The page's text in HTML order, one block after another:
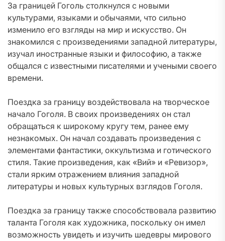
За границей Гоголь столкнулся с новыми
культурами, языками и обычаями, что сильно
изменило его взгляды на мир и искусство. Он
знакомился с произведениями западной литературы,
изучал иностранные языки и философию, а также
общался с известными писателями и учеными своего
времени.
Поездка за границу воздействовала на творческое
начало Гоголя. В своих произведениях он стал
обращаться к широкому кругу тем, ранее ему
незнакомых. Он начал создавать произведения с
элементами фантастики, оккультизма и готического
стиля. Такие произведения, как «Вий» и «Ревизор»,
стали ярким отражением влияния западной
литературы и новых культурных взглядов Гоголя.
Поездка за границу также способствовала развитию
таланта Гоголя как художника, поскольку он имел
возможность увидеть и изучить шедевры мирового